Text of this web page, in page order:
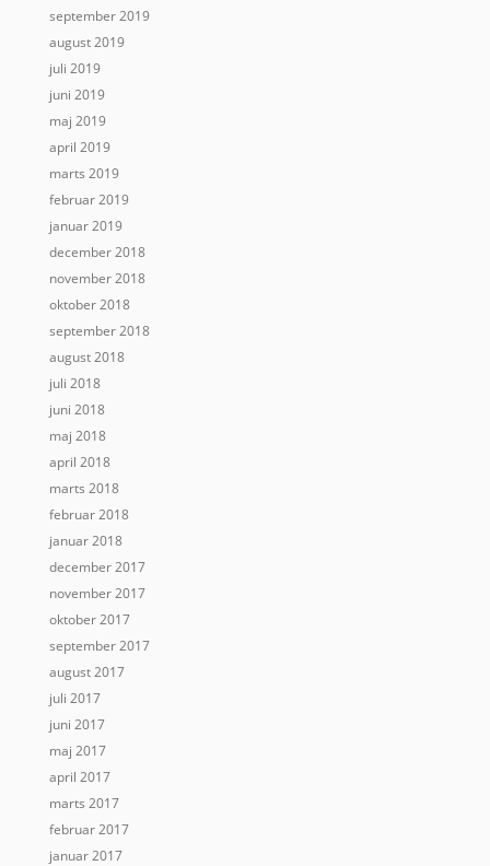
september 2019
august 2019
juli 2019
juni 2019
maj 2019
april 2019
marts 2019
februar 2019
januar 2019
december 2018
november 2018
oktober 2018
september 2018
august 2018
juli 2018
juni 2018
maj 2018
april 2018
marts 2018
februar 2018
januar 2018
december 2017
november 2017
oktober 2017
september 2017
august 2017
juli 2017
juni 2017
maj 2017
april 2017
marts 2017
februar 2017
januar 2017